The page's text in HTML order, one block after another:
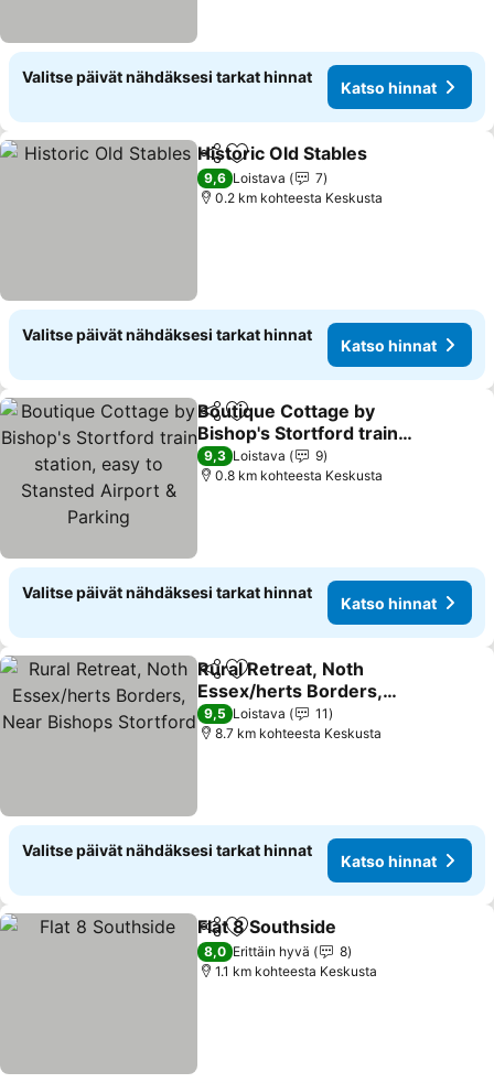
Valitse päivät nähdäksesi tarkat hinnat
Katso hinnat
Jaa Lisää suosikkeihin
Historic Old Stables
9,6 Loistava
7
0.2 km kohteesta Keskusta
Valitse päivät nähdäksesi tarkat hinnat
Katso hinnat
Jaa Lisää suosikkeihin
Boutique Cottage by
Bishop's Stortford train
station, easy to Stansted
Airport & Parking
9,3 Loistava
9
0.8 km kohteesta Keskusta
Valitse päivät nähdäksesi tarkat hinnat
Katso hinnat
Jaa Lisää suosikkeihin
Rural Retreat, Noth
Essex/herts Borders,
Near Bishops Stortford
9,5 Loistava
11
8.7 km kohteesta Keskusta
Valitse päivät nähdäksesi tarkat hinnat
Katso hinnat
Jaa Lisää suosikkeihin
Flat 8 Southside
8,0 Erittäin hyvä
8
1.1 km kohteesta Keskusta